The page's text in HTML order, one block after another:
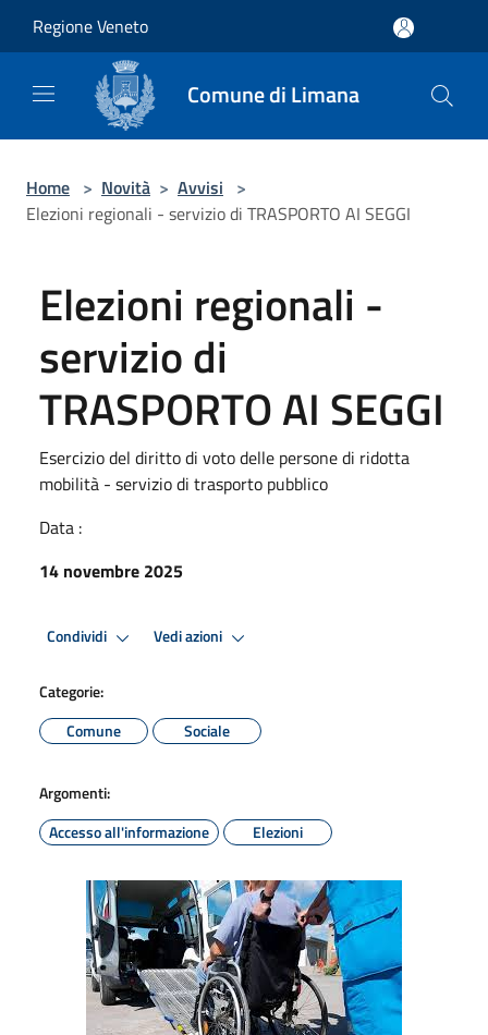
Regione Veneto
Comune di Limana
Home > Novità > Avvisi >
Elezioni regionali - servizio di TRASPORTO AI SEGGI
Elezioni regionali -
servizio di
TRASPORTO AI SEGGI
Esercizio del diritto di voto delle persone di ridotta
mobilità - servizio di trasporto pubblico
Data :
14 novembre 2025
Condividi Vedi azioni
Categorie:
Comune
Sociale
Argomenti:
Accesso all'informazione
Elezioni